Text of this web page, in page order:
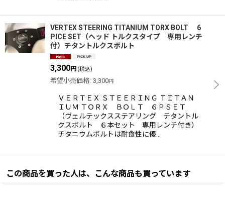
VERTEX STEERING TITANIUM TORX BOLT 6
PICE SET（ヘッド トルクスタイプ 専用レンチ
付）チタントルクスボルト
3,300円 (税込)
希望小売価格: 3,300円
ＶＥＲＴＥＸ ＳＴＥＥＲＩＮＧ ＴＩＴＡＮ
ＩＵＭ ＴＯＲＸ ＢＯＬＴ ６ＰＳＥＴ
（ヴェルテックスステアリング チタントル
クスボルト ６本セット 専用レンチ付き）
チタニウムボルトは耐食性に優…
この商品を買った人は、こんな商品も買っています